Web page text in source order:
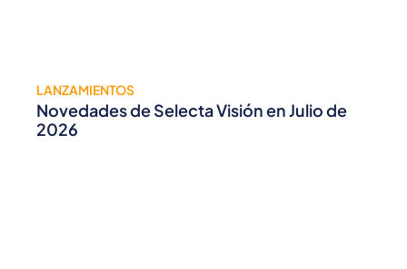
LANZAMIENTOS
Novedades de Selecta Visión en Julio de
2026